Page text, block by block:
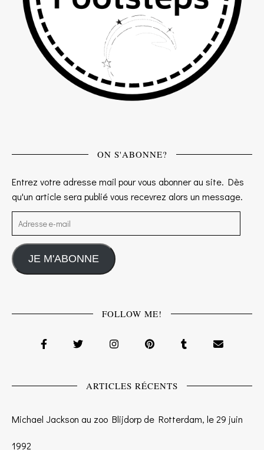
ON S'ABONNE?
Entrez votre adresse mail pour vous abonner au site. Dès
qu'un article sera publié vous recevrez alors un message.
Adresse e-mail
JE M'ABONNE
FOLLOW ME!
ARTICLES RÉCENTS
Michael Jackson au zoo Blijdorp de Rotterdam, le 29 juin
1992